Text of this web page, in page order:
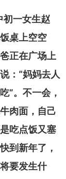
初一女生赵
桌上空空
正在广场上
： “妈妈去人
”。不一会，
肉面，自己
吃点饭又塞
到新年了，
要发生什